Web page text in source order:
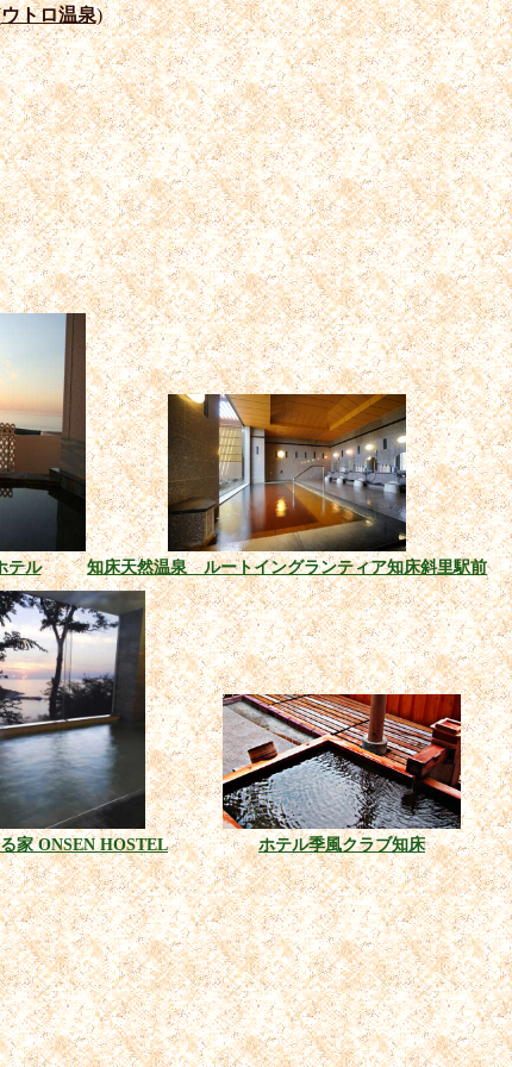
ウトロ温泉)
テル 知床天然温泉 ルートイングランティア知床斜里駅前
家 ONSEN HOSTEL ホテル季風クラブ知床